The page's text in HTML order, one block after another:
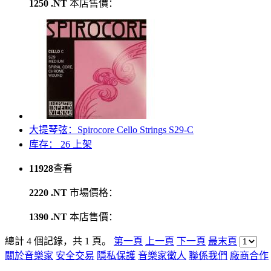
1250 .NT 本店售價：
大提琴弦：Spirocore Cello Strings S29-C
库存： 26
上架
11928查看
2220 .NT 市場價格：
1390 .NT 本店售價：
總計 4 個記錄，共 1 頁。 第一頁 上一頁 下一頁 最末頁
關於音樂家 安全交易 隱私保護 音樂家徵人 聯係我們 廠商合作